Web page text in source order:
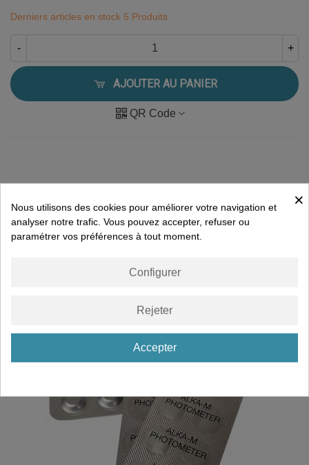
Derniers articles en stock 5 Produits
- +
AJOUTER AU PANIER
QR Code
Description ×
Nous utilisons des cookies pour améliorer votre navigation et
analyser notre trafic. Vous pouvez accepter, refuser ou
paramétrer vos préférences à tout moment.
Configurer
Rejeter
Accepter